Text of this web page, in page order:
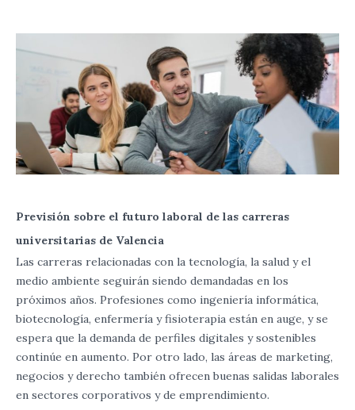
Previsión sobre el futuro laboral de las carreras
universitarias de Valencia
Las carreras relacionadas con la tecnología, la salud y el
medio ambiente seguirán siendo demandadas en los
próximos años. Profesiones como ingeniería informática,
biotecnología, enfermería y fisioterapia están en auge, y se
espera que la demanda de perfiles digitales y sostenibles
continúe en aumento. Por otro lado, las áreas de marketing,
negocios y derecho también ofrecen buenas salidas laborales
en sectores corporativos y de emprendimiento.